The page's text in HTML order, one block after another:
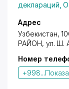
деклараций ,
Адрес
Узбекистан,
РАЙОН, ул. Ш.
Номер
+998...